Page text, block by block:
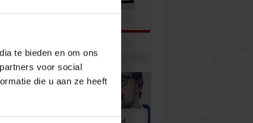
te bieden en om ons
voor social
die u aan ze heeft
opleidingen